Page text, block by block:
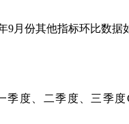
9月份其他指标环比数据
季度、二季度、三季度